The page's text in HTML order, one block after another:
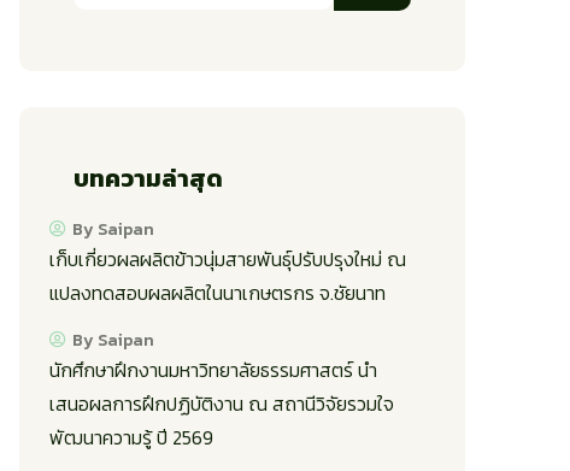
บทความล่าสุด
เก็บเกี่ยวผลผลิตข้าวนุ่มสายพันธุ์ปรับปรุงใหม่ ณ
แปลงทดสอบผลผลิตในนาเกษตรกร จ.ชัยนาท
By Saipan
นักศึกษาฝึกงานมหาวิทยาลัยธรรมศาสตร์ นำ
เสนอผลการฝึกปฏิบัติงาน ณ สถานีวิจัยรวมใจ
พัฒนาความรู้ ปี 2569
By Saipan